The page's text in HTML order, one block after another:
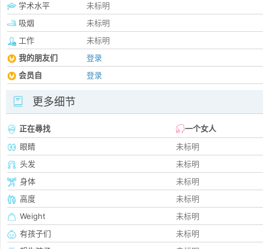
学术水平
未标明
吸烟
未标明
工作
未标明
我的朋友们
登录
会员自
登录
更多细节
正在尋找
一个女人
眼睛
未标明
头发
未标明
身体
未标明
高度
未标明
Weight
未标明
有孩子们
未标明